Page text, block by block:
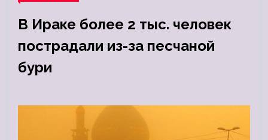
В Ираке более 2 тыс. человек
пострадали из-за песчаной
бури